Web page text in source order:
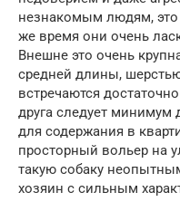
незнакомым людям, это
же время они очень
Внешне это очень
средней длины,
встречаются
друга следует минимум
для содержания в
просторный вольер на
такую собаку
хозяин с сильным